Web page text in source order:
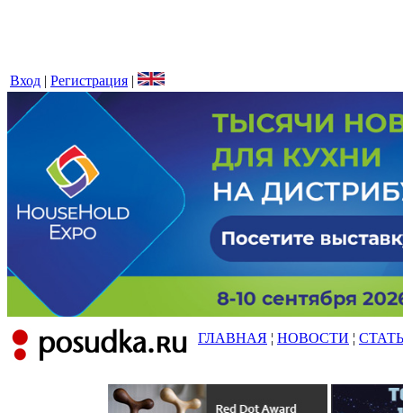
Вход | Регистрация |
ГЛАВНАЯ ¦ НОВОСТИ ¦